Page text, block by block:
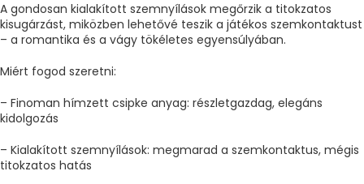
A gondosan kialakított szemnyílások megőrzik a titokzatos
kisugárzást, miközben lehetővé teszik a játékos szemkontaktust
– a romantika és a vágy tökéletes egyensúlyában.
Miért fogod szeretni:
– Finoman hímzett csipke anyag: részletgazdag, elegáns
kidolgozás
– Kialakított szemnyílások: megmarad a szemkontaktus, mégis
titokzatos hatás